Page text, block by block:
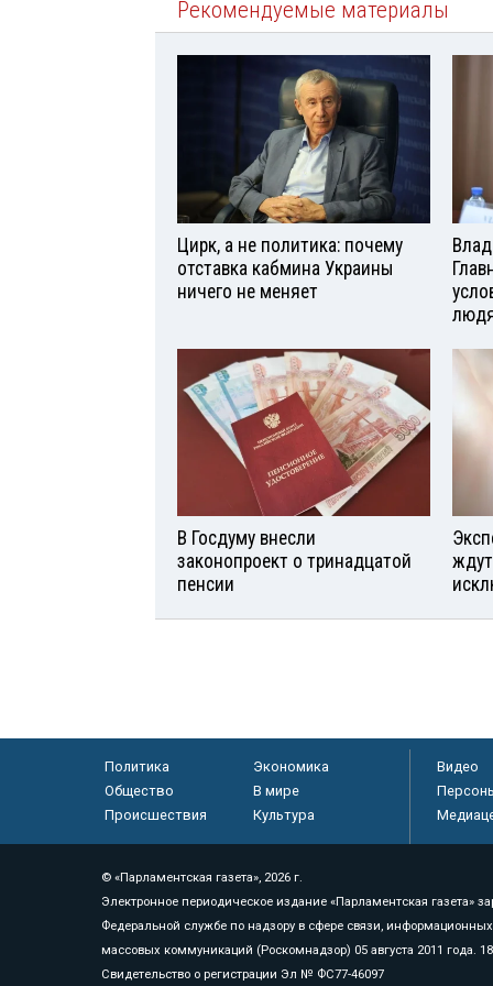
Рекомендуемые материалы
Цирк, а не политика: почему
отставка кабмина Украины
ничего не меняет
В Госдуму внесли
законопроект о тринадцатой
пенсии
Политика
Экономика
Общество
В мире
Происшествия
Культура
Видео
© «Парламентская газета», 2026 г.
Электронное периодическое издание «Парламентская газета»
Федеральной службе по надзору в сфере связи,
массовых коммуникаций (Роскомнадзор) 05 августа 2011 года.
Свидетельство о регистрации Эл № ФС77-46097